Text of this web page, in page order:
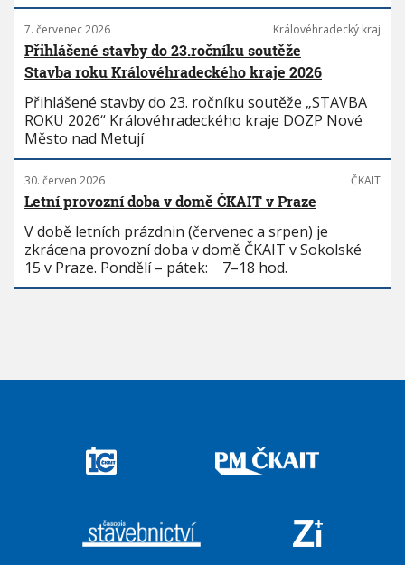
7. červenec 2026 Královéhradecký kraj
Přihlášené stavby do 23.ročníku soutěže
Stavba roku Královéhradeckého kraje 2026
Přihlášené stavby do 23. ročníku soutěže „STAVBA
ROKU 2026“ Královéhradeckého kraje DOZP Nové
Město nad Metují
30. červen 2026 ČKAIT
Letní provozní doba v domě ČKAIT v Praze
V době letních prázdnin (červenec a srpen) je
zkrácena provozní doba v domě ČKAIT v Sokolské
15 v Praze. Pondělí – pátek: 7–18 hod.